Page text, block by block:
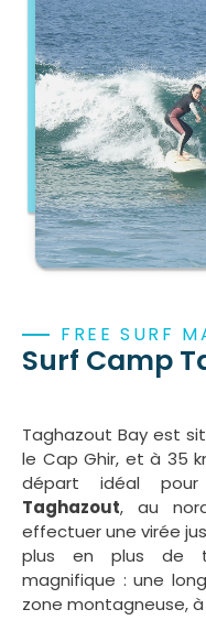
FREE SURF
Surf Camp
Taghazout Bay est
le Cap Ghir, et à 35
départ idéal
Taghazout, au
effectuer une virée
plus en plus de
magnifique : une
zone montagneuse,